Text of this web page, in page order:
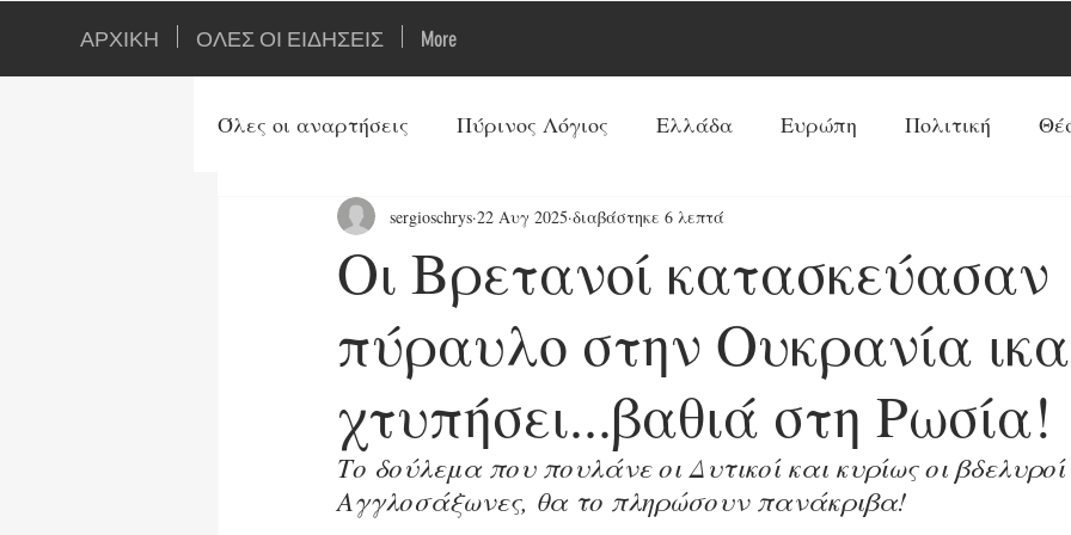
ΑΡΧΙΚΗ ΟΛΕΣ ΟΙ ΕΙΔΗΣΕΙΣ More
Όλες οι αναρτήσεις Πύρινος Λόγιος Ελλάδα Ευρώπη Πολιτική
Ιστορία Ορθοδοξία Νέα Τάξη Πραγμάτων
Αρθρογράφοι
Ενέργεια Τεχνολογία Κοινωνία Παπισμός-Προτεσταντισμός
Τρίτος Παγκ. Πόλεμος Προφητείες Συνεντεύξεις Κύρια Θέματα
Οι Βρετανοί κατασκεύασαν
πύραυλο στην Ουκρανία
χτυπήσει...βαθιά στη Ρωσία!
sergioschrys 22 Αυγ 2025 διαβάστηκε 6 λεπτά
Το δούλεμα που πουλάνε οι Δυτικοί και κυρίως οι βδελυροί
Αγγλοσάξωνες, θα το πληρώσουν πανάκριβα!